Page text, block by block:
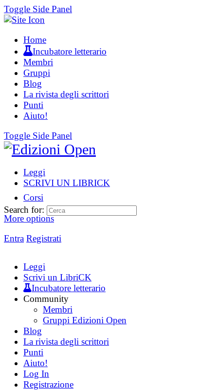
Toggle Side Panel
Home
Incubatore letterario
Membri
Gruppi
Blog
La rivista degli scrittori
Punti
Aiuto!
Toggle Side Panel
Leggi
SCRIVI UN LIBRICK
Corsi
More options
Entra Registrati
Search for:
Leggi
Scrivi un LibriCK
Incubatore letterario
Community
Membri
Gruppi Edizioni Open
Blog
La rivista degli scrittori
Punti
Aiuto!
Log In
Registrazione